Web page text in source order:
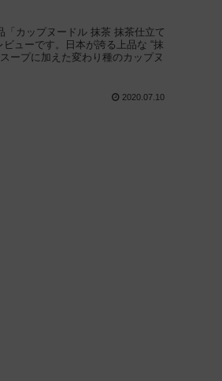
カップヌードル 抹茶 抹茶仕立て
ューです。日本が誇る上品な “抹
ープに加えた変わり種のカップヌ
2020.07.10